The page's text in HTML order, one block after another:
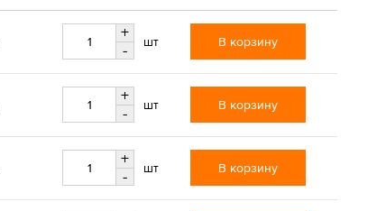
+
-
шт В корзину
+
-
шт В корзину
+
-
шт В корзину